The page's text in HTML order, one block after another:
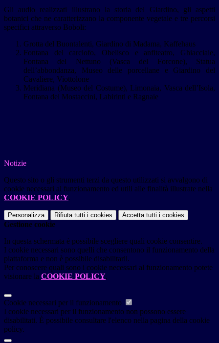
Gli audio realizzati illustrano la storia del Giardino, gli aspetti
botanici che ne caratterizzano la componente vegetale e tre percorsi
specifici attraverso Boboli:
Grotta del Buontalenti, Giardino di Madama, Kaffehaus
Fontana del carciofo, Obelisco e anfiteatro, Ghiacciaie,
Fontana del Nettuno (Vasca del Forcone), Statua
dell’abbondanza, Museo delle porcellane e Giardino del
Cavaliere, Viottolone
Meridiana (Museo del Costume), Limonaia, Vasca dell’Isola,
Fontana dei Mostaccini, Labirinti e Ragnaie
Notizie
Questo sito o gli strumenti terzi da questo utilizzati si avvalgono di
cookie necessari al funzionamento ed utili alle finalità illustrate nella
COOKIE POLICY.
Personalizza Rifiuta tutti i cookies Accetta tutti i cookies
Gestione cookie
In questa schermata è possibile scegliere quali cookie consentire.
I cookie necessari sono quelli che consentono il funzionamento della
piattaforma e non è possibile disabilitarli.
Per conoscere quali sono i cookie necessari al funzionamento potete
visionare la COOKIE POLICY.
Cookie necessari per il funzionamento
I cookie necessari per il funzionamento non possono essere
disabilitati. È possibile consultare l'elenco nella pagina della cookie
policy.